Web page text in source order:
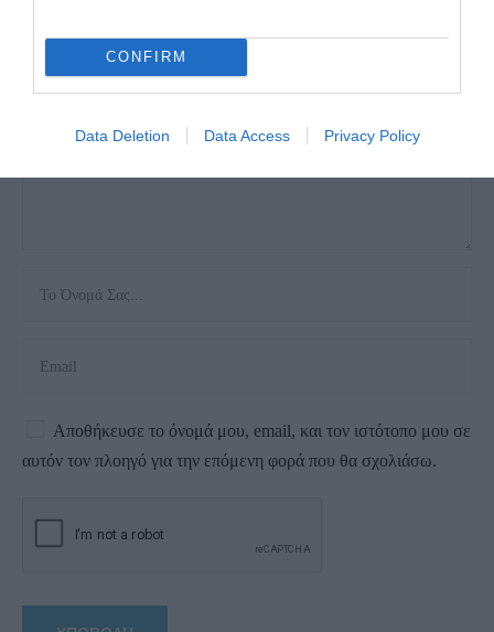
CONFIRM
Data Deletion Data Access Privacy Policy
Αποθήκευσε το όνομά μου, email, και τον ιστότοπο μου σε
αυτόν τον πλοηγό για την επόμενη φορά που θα σχολιάσω.